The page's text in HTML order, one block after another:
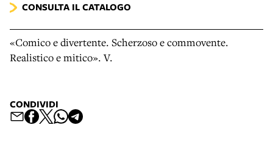
CONSULTA IL CATALOGO
«Comico e divertente. Scherzoso e commovente.
Realistico e mitico». V.
CONDIVIDI